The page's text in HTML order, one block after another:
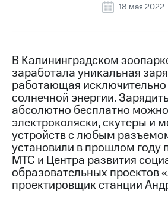
информация
Контакты
Медиа-центр
Пресс-
релизы
МТС
о технологиях
Достижения
Интервью
18 мая 2022
В Калининградском
заработала уникальная
работающая исключительно
солнечной энергии.
абсолютно бесплатно
электроколяски, скутеры и
устройств с любым
установили в прошлом году
МТС и Центра развития
образовательных проектов
проектировщик станции